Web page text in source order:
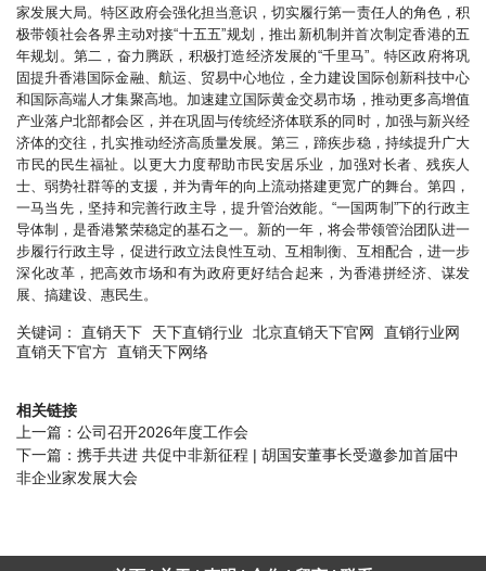
家发展大局。特区政府会强化担当意识，切实履行第一责任人的角色，积
极带领社会各界主动对接“十五五”规划，推出新机制并首次制定香港的五
年规划。第二，奋力腾跃，积极打造经济发展的“千里马”。特区政府将巩
固提升香港国际金融、航运、贸易中心地位，全力建设国际创新科技中心
和国际高端人才集聚高地。加速建立国际黄金交易市场，推动更多高增值
产业落户北部都会区，并在巩固与传统经济体联系的同时，加强与新兴经
济体的交往，扎实推动经济高质量发展。第三，蹄疾步稳，持续提升广大
市民的民生福祉。以更大力度帮助市民安居乐业，加强对长者、残疾人
士、弱势社群等的支援，并为青年的向上流动搭建更宽广的舞台。第四，
一马当先，坚持和完善行政主导，提升管治效能。“一国两制”下的行政主
导体制，是香港繁荣稳定的基石之一。新的一年，将会带领管治团队进一
步履行行政主导，促进行政立法良性互动、互相制衡、互相配合，进一步
深化改革，把高效市场和有为政府更好结合起来，为香港拼经济、谋发
展、搞建设、惠民生。
关键词： 直销天下 天下直销行业 北京直销天下官网
直销行业网
直销天下官方 直销天下网络
相关链接
上一篇： 公司召开2026年度工作会
下一篇： 携手共进 共促中非新征程 | 胡国安董事长受邀参加首届中
非企业家发展大会